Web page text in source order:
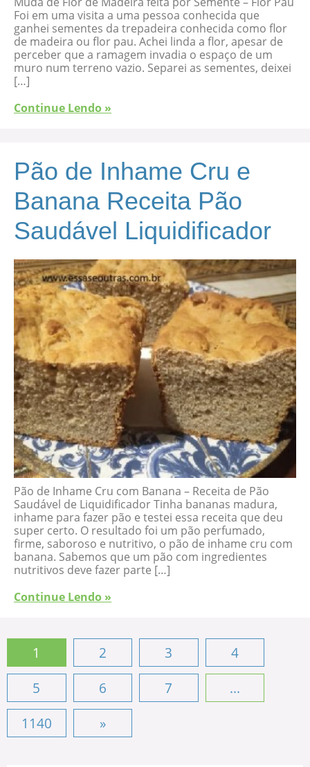
Foi em uma visita a uma pessoa conhecida que
ganhei sementes da trepadeira conhecida como flor
de madeira ou flor pau. Achei linda a flor, apesar de
perceber que a ramagem invadia o espaço de um
muro num terreno vazio. Separei as sementes, deixei
[…]
Continue Lendo »
Pão de Inhame Cru e
Banana Receita Pão
Saudável Liquidificador
Pão de Inhame Cru com Banana – Receita de Pão
Saudável de Liquidificador Tinha bananas madura,
inhame para fazer pão e testei essa receita que deu
super certo. O resultado foi um pão perfumado,
firme, saboroso e nutritivo, o pão de inhame cru com
banana. Sabemos que um pão com ingredientes
nutritivos deve fazer parte […]
Continue Lendo »
1 2 3
4
5
6 7
...
1140
»